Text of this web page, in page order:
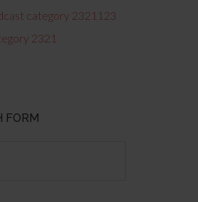
category 2321123
2321
FORM